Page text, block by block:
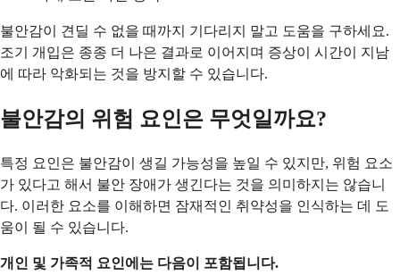
불안감이 견딜 수 없을 때까지 기다리지 말고 도움을 구하세요.
조기 개입은 종종 더 나은 결과로 이어지며 증상이 시간이 지남
에 따라 악화되는 것을 방지할 수 있습니다.
불안감의 위험 요인은 무엇일까요?
특정 요인은 불안감이 생길 가능성을 높일 수 있지만, 위험 요소
가 있다고 해서 불안 장애가 생긴다는 것을 의미하지는 않습니
다. 이러한 요소를 이해하면 잠재적인 취약성을 인식하는 데 도
움이 될 수 있습니다.
개인 및 가족적 요인에는 다음이 포함됩니다.